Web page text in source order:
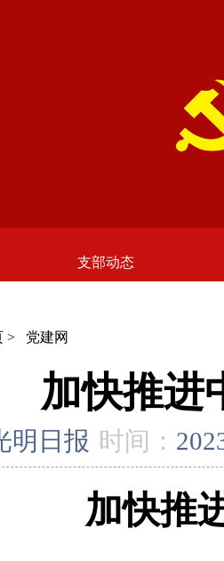
支部动态
> 党建网
加快推进
明日报 时间：
加快推